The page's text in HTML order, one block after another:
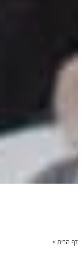
דף הבית >